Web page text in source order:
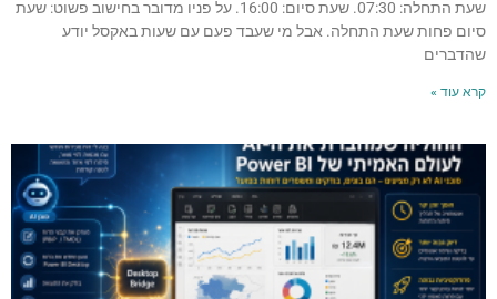
שעת התחלה: 07:30. שעת סיום: 16:00. על פניו מדובר בחישוב פשוט: שעת
סיום פחות שעת התחלה. אבל מי שעבד פעם עם שעות באקסל יודע
שהדברים
קרא עוד »